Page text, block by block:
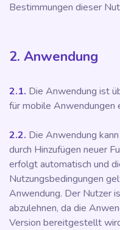
Bestimmungen dieser
2. Anwendung
2.1. Die Anwendung ist
für mobile Anwendungen
2.2. Die Anwendung
durch Hinzufügen neuer
erfolgt automatisch und
Nutzungsbedingungen
Anwendung. Der Nutzer
abzulehnen, da die
Version bereitgestellt